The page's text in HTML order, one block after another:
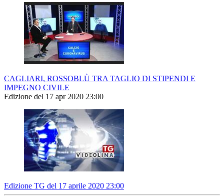
CAGLIARI, ROSSOBLÙ TRA TAGLIO DI STIPENDI E
IMPEGNO CIVILE
Edizione del 17 apr 2020 23:00
Edizione TG del 17 aprile 2020 23:00